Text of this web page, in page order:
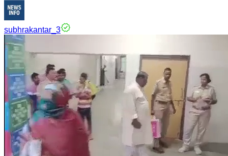
subhrakantar_3